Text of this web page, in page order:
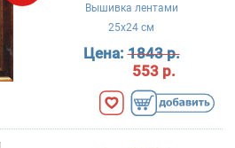
Вышивка лентами
25x24 см
Цена:1843 р.
553 р.